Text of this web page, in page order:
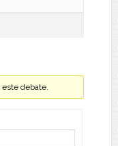
este debate.